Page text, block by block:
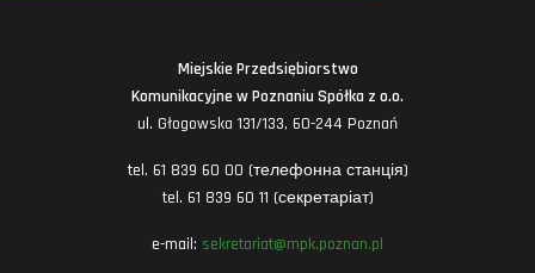
Miejskie Przedsiębiorstwo
Komunikacyjne w Poznaniu Spółka z o.o.
ul. Głogowska 131/133, 60-244 Poznań
tel. 61 839 60 00 (телефонна станція)
tel. 61 839 60 11 (секретаріат)
e-mail: sekretariat@mpk.poznan.pl